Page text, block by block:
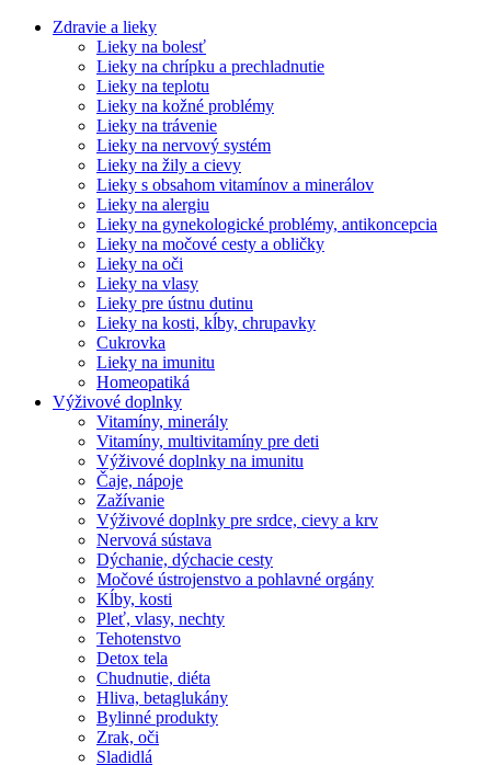
Zdravie a lieky
Lieky na bolesť
Lieky na chrípku a prechladnutie
Lieky na teplotu
Lieky na kožné problémy
Lieky na trávenie
Lieky na nervový systém
Lieky na žily a cievy
Lieky s obsahom vitamínov a minerálov
Lieky na alergiu
Lieky na gynekologické problémy, antikoncepcia
Lieky na močové cesty a obličky
Lieky na oči
Lieky na vlasy
Lieky pre ústnu dutinu
Lieky na kosti, kĺby, chrupavky
Cukrovka
Lieky na imunitu
Homeopatiká
Výživové doplnky
Vitamíny, minerály
Vitamíny, multivitamíny pre deti
Výživové doplnky na imunitu
Čaje, nápoje
Zažívanie
Výživové doplnky pre srdce, cievy a krv
Nervová sústava
Dýchanie, dýchacie cesty
Močové ústrojenstvo a pohlavné orgány
Kĺby, kosti
Pleť, vlasy, nechty
Tehotenstvo
Detox tela
Chudnutie, diéta
Hliva, betaglukány
Bylinné produkty
Zrak, oči
Sladidlá